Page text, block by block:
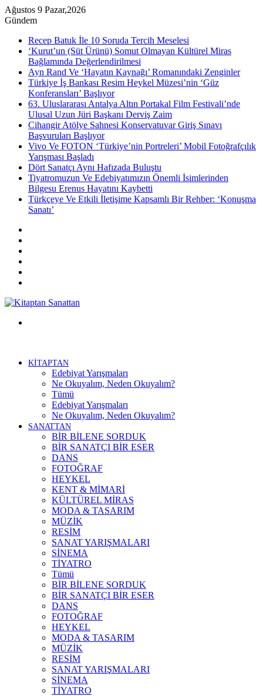
Ağustos 9 Pazar,2026
Gündem
Recep Batuk İle 10 Soruda Tercih Meselesi
‘Kurut’un (Süt Ürünü) Somut Olmayan Kültürel Miras
Bağlamında Değerlendirilmesi
Ayn Rand Ve ‘Hayatın Kaynağı’ Romanındaki Zenginler
Türkiye İş Bankası Resim Heykel Müzesi’nin ‘Güz
Konferansları’ Başlıyor
63. Uluslararası Antalya Altın Portakal Film Festivali’nde
Ulusal Uzun Jüri Başkanı Derviş Zaim
Cihangir Atölye Sahnesi Konservatuvar Giriş Sınavı
Başvuruları Başlıyor
Vivo Ve FOTON ‘Türkiye’nin Portreleri’ Mobil Fotoğrafçılık
Yarışması Başladı
Dört Sanatçı Aynı Hafızada Buluştu
Tiyatromuzun Ve Edebiyatımızın Önemli İsimlerinden
Bilgesu Erenus Hayatını Kaybetti
Türkçeye Ve Etkili İletişime Kapsamlı Bir Rehber: ‘Konuşma
Sanatı’
KİTAPTAN
Edebiyat Yarışmaları
Ne Okuyalım, Neden Okuyalım?
Tümü
Edebiyat Yarışmaları
Ne Okuyalım, Neden Okuyalım?
SANATTAN
BİR BİLENE SORDUK
BİR SANATÇI BİR ESER
DANS
FOTOĞRAF
HEYKEL
KENT & MİMARİ
KÜLTÜREL MİRAS
MODA & TASARIM
MÜZİK
RESİM
SANAT YARIŞMALARI
SİNEMA
TİYATRO
Tümü
BİR BİLENE SORDUK
BİR SANATÇI BİR ESER
DANS
FOTOĞRAF
HEYKEL
MODA & TASARIM
MÜZİK
RESİM
SANAT YARIŞMALARI
SİNEMA
TİYATRO